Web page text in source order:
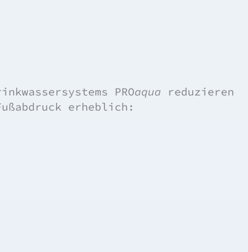
PROaqua reduzieren
erheblich: